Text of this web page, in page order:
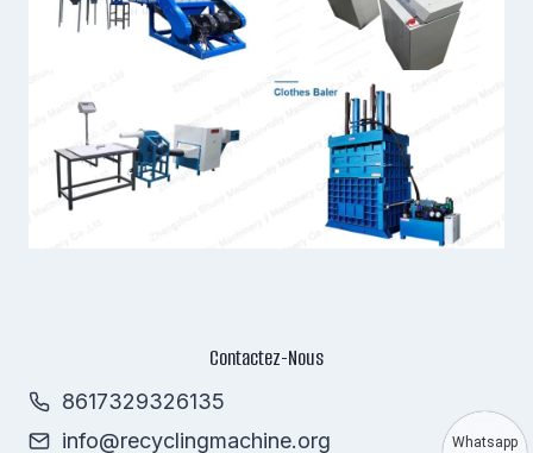
Contactez-Nous
8617329326135
info@recyclingmachine.org
Whatsapp